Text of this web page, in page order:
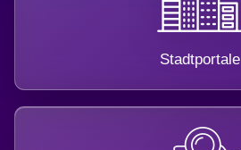
Stadtportale